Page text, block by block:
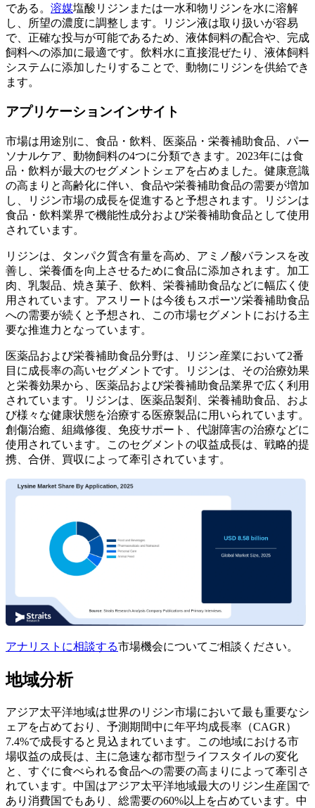
である。 溶媒塩酸リジンまたは一水和物リジンを水に溶解
し、所望の濃度に調整します。リジン液は取り扱いが容易
で、正確な投与が可能であるため、液体飼料の配合や、完成
飼料への添加に最適です。飲料水に直接混ぜたり、液体飼料
システムに添加したりすることで、動物にリジンを供給でき
ます。
アプリケーションインサイト
市場は用途別に、食品・飲料、医薬品・栄養補助食品、パー
ソナルケア、動物飼料の4つに分類できます。2023年には食
品・飲料が最大のセグメントシェアを占めました。健康意識
の高まりと高齢化に伴い、食品や栄養補助食品の需要が増加
し、リジン市場の成長を促進すると予想されます。リジンは
食品・飲料業界で機能性成分および栄養補助食品として使用
されています。
リジンは、タンパク質含有量を高め、アミノ酸バランスを改
善し、栄養価を向上させるために食品に添加されます。加工
肉、乳製品、焼き菓子、飲料、栄養補助食品などに幅広く使
用されています。アスリートは今後もスポーツ栄養補助食品
への需要が続くと予想され、この市場セグメントにおける主
要な推進力となっています。
医薬品および栄養補助食品分野は、リジン産業において2番
目に成長率の高いセグメントです。リジンは、その治療効果
と栄養効果から、医薬品および栄養補助食品業界で広く利用
されています。リジンは、医薬品製剤、栄養補助食品、およ
び様々な健康状態を治療する医療製品に用いられています。
創傷治癒、組織修復、免疫サポート、代謝障害の治療などに
使用されています。このセグメントの収益成長は、戦略的提
携、合併、買収によって牽引されています。
アナリストに相談する市場機会についてご相談ください。
地域分析
アジア太平洋地域は世界のリジン市場において最も重要なシ
ェアを占めており、予測期間中に年平均成長率（CAGR）
7.4%で成長すると見込まれています。この地域における市
場収益の成長は、主に急速な都市型ライフスタイルの変化
と、すぐに食べられる食品への需要の高まりによって牽引さ
れています。中国はアジア太平洋地域最大のリジン生産国で
あり消費国でもあり、総需要の60%以上を占めています。中